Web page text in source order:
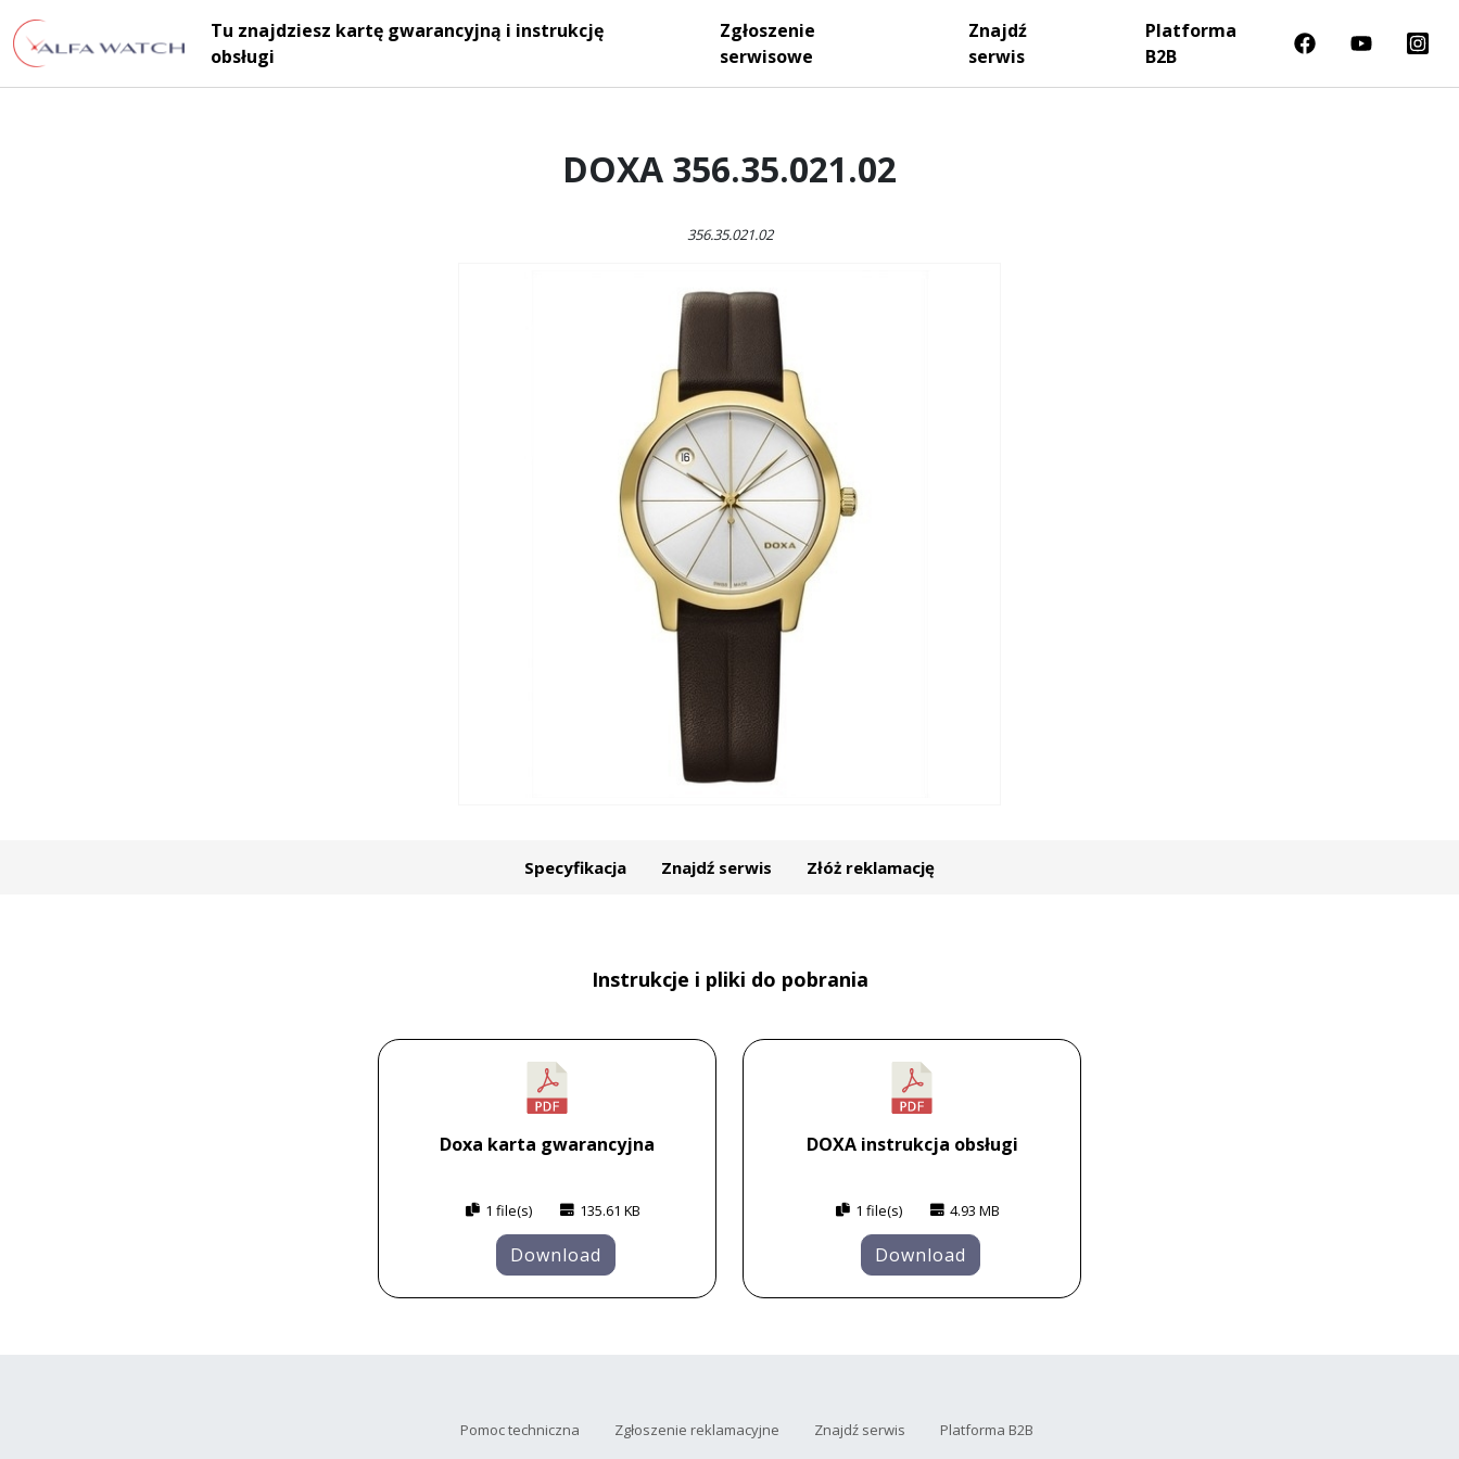
Main Navigation
Tu znajdziesz kartę gwarancyjną i instrukcję
obsługi
Zgłoszenie
serwisowe
Znajdź
serwis
Platforma
B2B
DOXA 356.35.021.02
356.35.021.02
Specyfikacja Znajdź serwis Złóż reklamację
Instrukcje i pliki do pobrania
Doxa karta gwarancyjna
1 file(s) 135.61 KB
Download
DOXA instrukcja obsługi
1 file(s) 4.93 MB
Download
Pomoc techniczna Zgłoszenie reklamacyjne Znajdź serwis Platforma B2B